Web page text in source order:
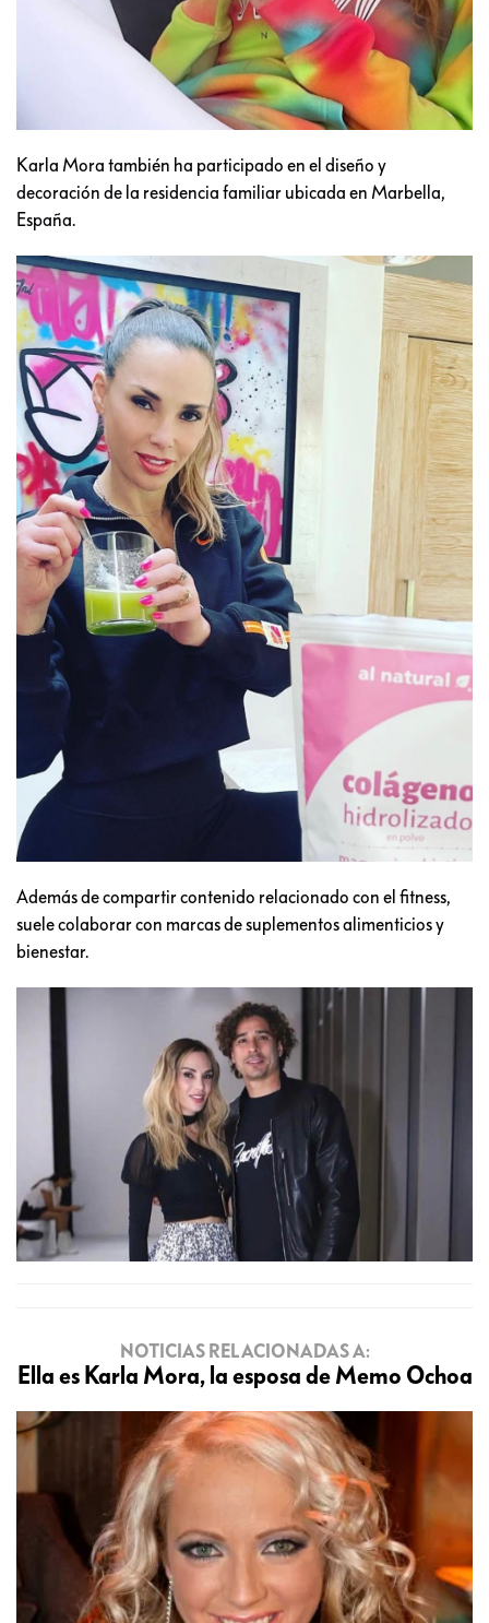
Karla Mora también ha participado en el diseño y
decoración de la residencia familiar ubicada en Marbella,
España.
Además de compartir contenido relacionado con el fitness,
suele colaborar con marcas de suplementos alimenticios y
bienestar.
NOTICIAS RELACIONADAS A:
Ella es Karla Mora, la esposa de Memo Ochoa